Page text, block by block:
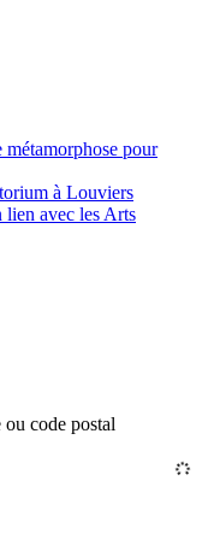
métamorphose pour
à Louviers
lien avec les Arts
code postal